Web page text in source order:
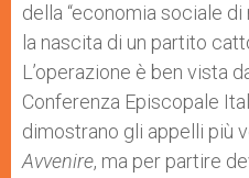
della “economia sociale di
la nascita di un partito
L’operazione è ben vista
Conferenza Episcopale
dimostrano gli appelli più
Avvenire, ma per partire